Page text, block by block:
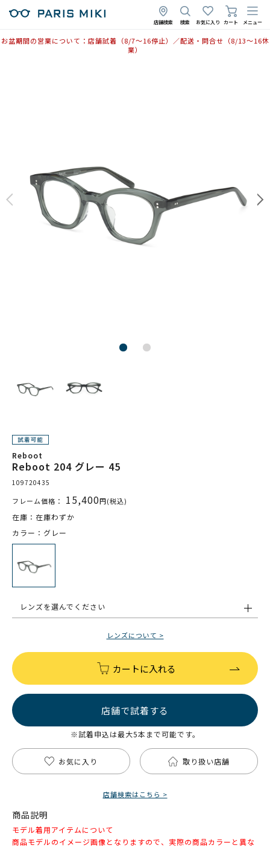
店舗検索 検索 お気に入り カート メニュー
お盆期間の営業について：店舗試着（8/7〜16停止）／配送・問合せ（8/13〜16休
業）
Reboot
Reboot 204 グレー 45
109720435
フレーム価格： 15,400円(税込)
在庫：在庫わずか
カラー：グレー
レンズを選んでください
レンズについて >
カートに入れる
店舗で試着する
※試着申込は最大5本まで可能です。
お気に入り 取り扱い店舗
店舗検索はこちら >
商品説明
モデル着用アイテムについて
商品モデルのイメージ画像となりますので、実際の商品カラーと異な